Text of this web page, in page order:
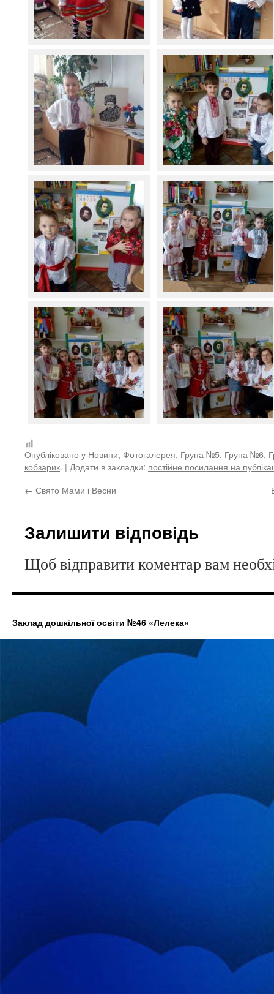
Опубліковано у Новини, Фотогалерея, Група №5, Група №6,
кобзарик. | Додати в закладки: постійне посилання на
← Свято Мами і Весни
Залишити відповідь
Щоб відправити коментар вам
Заклад дошкільної освіти №46 «Лелека»